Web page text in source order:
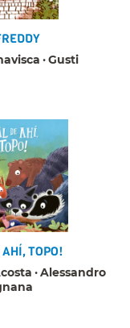
Gusti
AHÍ, TOPO!
Alessandro